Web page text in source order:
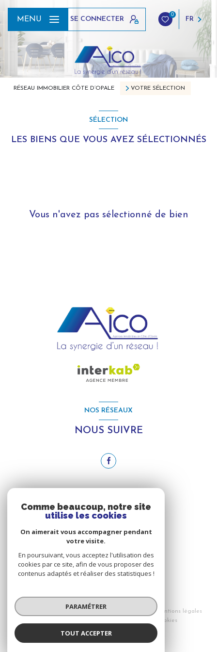
SE CONNECTER
0
FR
MENU
RÉSEAU IMMOBILIER CÔTE D’OPALE VOTRE SÉLECTION
SÉLECTION
LES BIENS QUE VOUS AVEZ SÉLECTIONNÉS
Vous n'avez pas sélectionné de bien
NOS RÉSEAUX
NOUS SUIVRE
NOUS ADHÉRONS
© 2026 | Tous droits réservés
Mentions légales
Cookies
Comme beaucoup, notre site
utilise les cookies
On aimerait vous accompagner pendant
votre visite.
En poursuivant, vous acceptez l'utilisation des
cookies par ce site, afin de vous proposer des
contenus adaptés et réaliser des statistiques !
PARAMÉTRER
TOUT ACCEPTER